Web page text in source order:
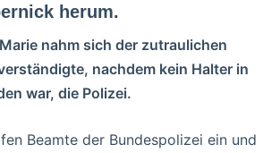
herum.
nahm sich der zutraulichen
nachdem kein Halter in
war, die Polizei.
Beamte der Bundespolizei ein und